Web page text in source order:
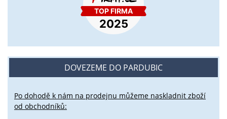
DOVEZEME DO PARDUBIC
Po dohodě k nám na prodejnu můžeme naskladnit zboží
od obchodníků: